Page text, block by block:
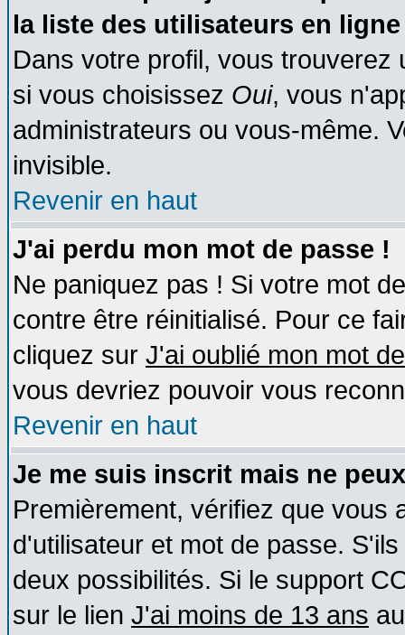
la liste des utilisateurs en
Dans votre profil, vous trouverez
si vous choisissez Oui, vous
administrateurs ou vous-même.
invisible.
Revenir en haut
J'ai perdu mon mot de passe !
Ne paniquez pas ! Si votre mot
contre être réinitialisé. Pour ce
cliquez sur J'ai oublié mon mot
vous devriez pouvoir vous
Revenir en haut
Je me suis inscrit mais ne
Premièrement, vérifiez que vous
d'utilisateur et mot de passe.
deux possibilités. Si le support
sur le lien J'ai moins de 13 ans